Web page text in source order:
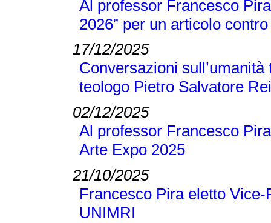
Al professor Francesco
2026” per un articolo
17/12/2025
Conversazioni
teologo Pietro Salvatore
02/12/2025
Al professor Francesco
Arte Expo 2025
21/10/2025
Francesco Pira eletto
UNIMRI